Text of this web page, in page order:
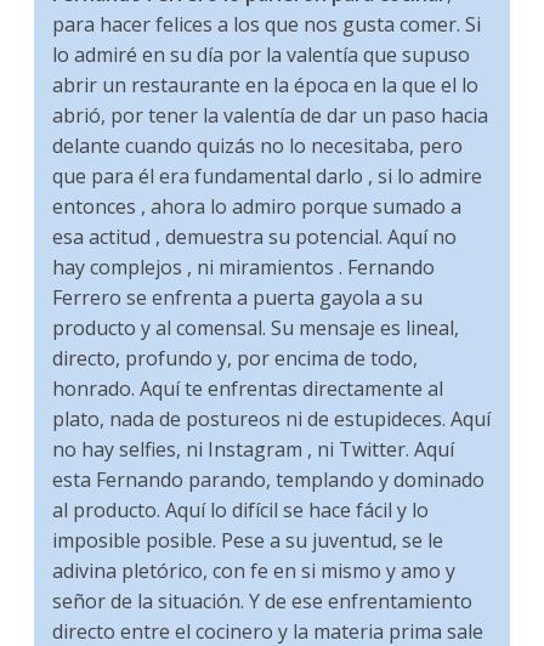
para hacer felices a los que nos gusta comer. Si
lo admiré en su día por la valentía que supuso
abrir un restaurante en la época en la que el lo
abrió, por tener la valentía de dar un paso hacia
delante cuando quizás no lo necesitaba, pero
que para él era fundamental darlo , si lo admire
entonces , ahora lo admiro porque sumado a
esa actitud , demuestra su potencial. Aquí no
hay complejos , ni miramientos . Fernando
Ferrero se enfrenta a puerta gayola a su
producto y al comensal. Su mensaje es lineal,
directo, profundo y, por encima de todo,
honrado. Aquí te enfrentas directamente al
plato, nada de postureos ni de estupideces. Aquí
no hay selfies, ni Instagram , ni Twitter. Aquí
esta Fernando parando, templando y dominado
al producto. Aquí lo difícil se hace fácil y lo
imposible posible. Pese a su juventud, se le
adivina pletórico, con fe en si mismo y amo y
señor de la situación. Y de ese enfrentamiento
directo entre el cocinero y la materia prima sale